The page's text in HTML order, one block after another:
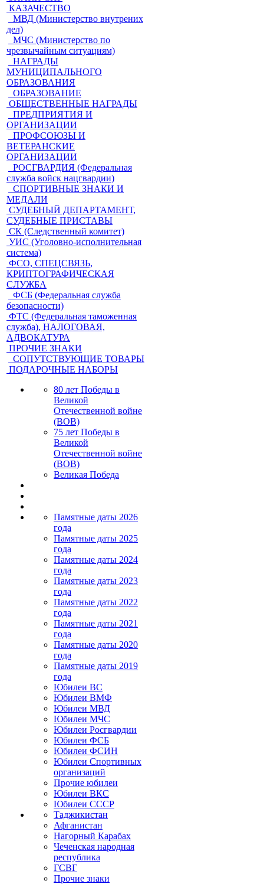
КАЗАЧЕСТВО
МВД (Министерство внутрених
дел)
МЧС (Министерство по
чрезвычайным ситуациям)
НАГРАДЫ
МУНИЦИПАЛЬНОГО
ОБРАЗОВАНИЯ
ОБРАЗОВАНИЕ
ОБЩЕСТВЕННЫЕ НАГРАДЫ
ПРЕДПРИЯТИЯ И
ОРГАНИЗАЦИИ
ПРОФСОЮЗЫ И
ВЕТЕРАНСКИЕ
ОРГАНИЗАЦИИ
РОСГВАРДИЯ (Федеральная
служба войск нацгвардии)
СПОРТИВНЫЕ ЗНАКИ И
МЕДАЛИ
СУДЕБНЫЙ ДЕПАРТАМЕНТ,
СУДЕБНЫЕ ПРИСТАВЫ
СК (Следственный комитет)
УИС (Уголовно-исполнительная
система)
ФСО, СПЕЦСВЯЗЬ,
КРИПТОГРАФИЧЕСКАЯ
СЛУЖБА
ФСБ (Федеральная служба
безопасности)
ФТС (Федеральная таможенная
служба), НАЛОГОВАЯ,
АДВОКАТУРА
ПРОЧИЕ ЗНАКИ
СОПУТСТВУЮЩИЕ ТОВАРЫ
ПОДАРОЧНЫЕ НАБОРЫ
80 лет Победы в
Великой
Отечественной войне
(ВОВ)
75 лет Победы в
Великой
Отечественной войне
(ВОВ)
Великая Победа
Памятные даты 2026
года
Памятные даты 2025
года
Памятные даты 2024
года
Памятные даты 2023
года
Памятные даты 2022
года
Памятные даты 2021
года
Памятные даты 2020
года
Памятные даты 2019
года
Юбилеи ВС
Юбилеи ВМФ
Юбилеи МВД
Юбилеи МЧС
Юбилеи Росгвардии
Юбилеи ФСБ
Юбилеи ФСИН
Юбилеи Спортивных
организаций
Прочие юбилеи
Юбилеи ВКС
Юбилеи СССР
Таджикистан
Афганистан
Нагорный Карабах
Чеченская народная
республика
ГСВГ
Прочие знаки